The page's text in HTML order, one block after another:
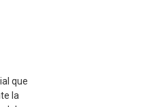
que
la